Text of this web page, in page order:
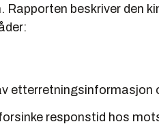
Rapporten beskriver den
etterretningsinformasjon
responstid hos